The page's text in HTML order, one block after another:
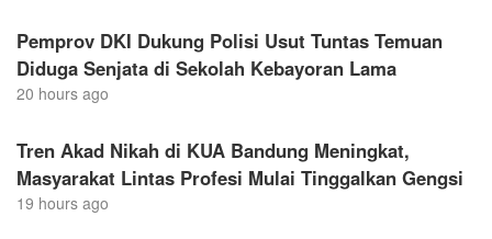
Pemprov DKI Dukung Polisi Usut Tuntas Temuan
Diduga Senjata di Sekolah Kebayoran Lama
20 hours ago
Tren Akad Nikah di KUA Bandung Meningkat,
Masyarakat Lintas Profesi Mulai Tinggalkan Gengsi
19 hours ago